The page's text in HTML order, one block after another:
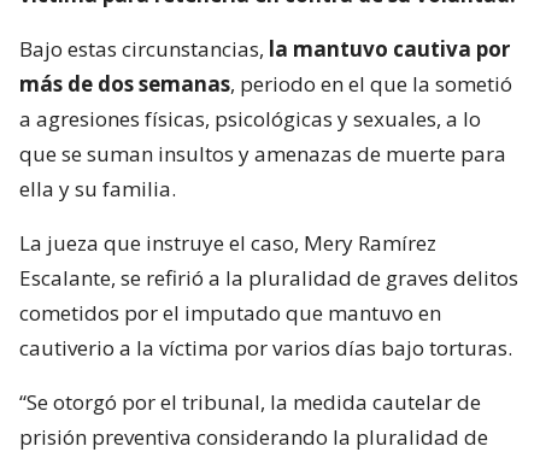
Bajo estas circunstancias, la mantuvo cautiva por
más de dos semanas, periodo en el que la sometió
a agresiones físicas, psicológicas y sexuales, a lo
que se suman insultos y amenazas de muerte para
ella y su familia.
La jueza que instruye el caso, Mery Ramírez
Escalante, se refirió a la pluralidad de graves delitos
cometidos por el imputado que mantuvo en
cautiverio a la víctima por varios días bajo torturas.
“Se otorgó por el tribunal, la medida cautelar de
prisión preventiva considerando la pluralidad de